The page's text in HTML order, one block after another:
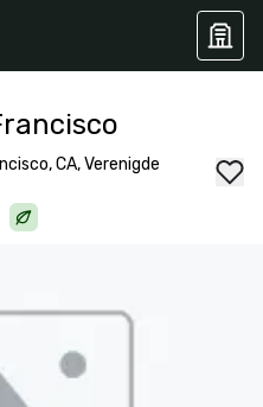
CA, Verenigde